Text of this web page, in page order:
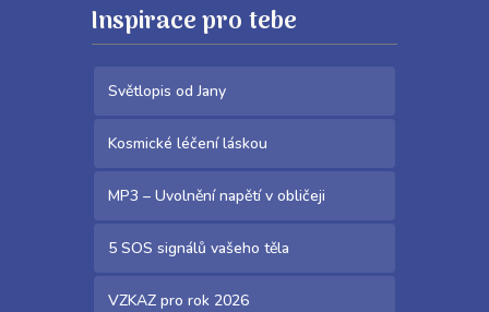
Inspirace pro tebe
Světlopis od Jany
Kosmické léčení láskou
MP3 – Uvolnění napětí v obličeji
5 SOS signálů vašeho těla
VZKAZ pro rok 2026